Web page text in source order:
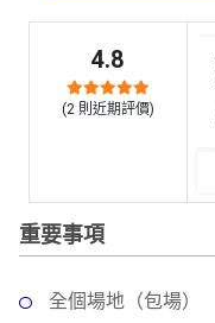
品
場
地
佈
置
婚
禮
親
願
清
單
4.8
(2 則近期評價)
重要事項
全個場地（包場）